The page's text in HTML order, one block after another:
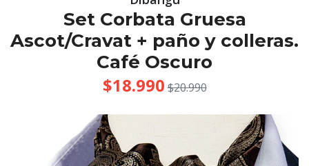
Set Corbata Gruesa
Ascot/Cravat + paño y colleras.
Café Oscuro
$18.990 $20.990